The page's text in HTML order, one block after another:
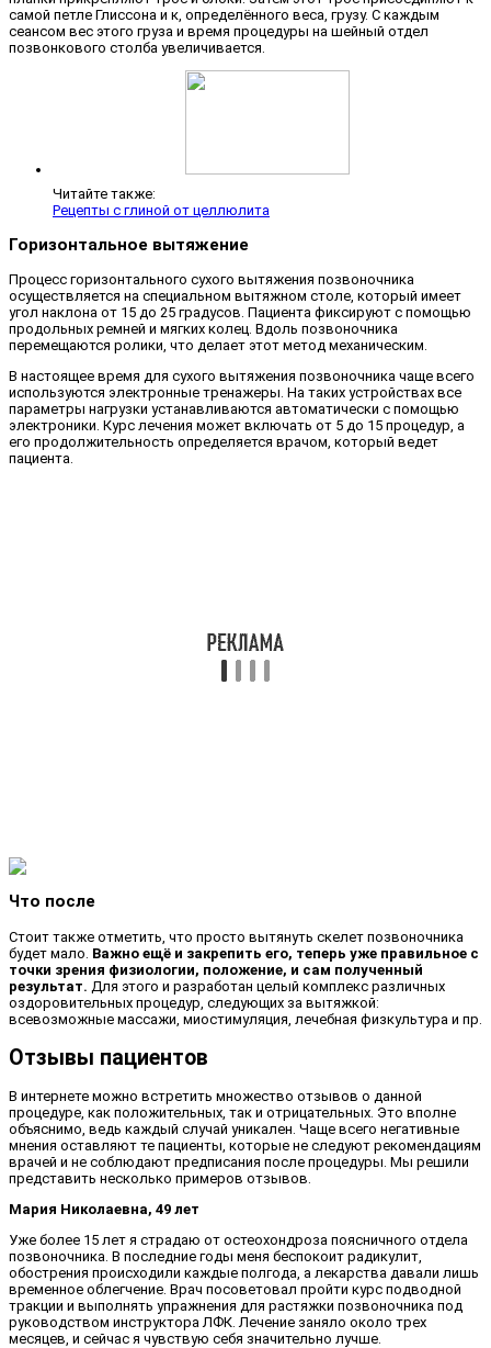
самой петле Глиссона и к, определённого веса, грузу. С каждым
сеансом вес этого груза и время процедуры на шейный отдел
позвонкового столба увеличивается.
Читайте также:
Рецепты с глиной от целлюлита
Горизонтальное вытяжение
Процесс горизонтального сухого вытяжения позвоночника
осуществляется на специальном вытяжном столе, который имеет
угол наклона от 15 до 25 градусов. Пациента фиксируют с помощью
продольных ремней и мягких колец. Вдоль позвоночника
перемещаются ролики, что делает этот метод механическим.
В настоящее время для сухого вытяжения позвоночника чаще всего
используются электронные тренажеры. На таких устройствах все
параметры нагрузки устанавливаются автоматически с помощью
электроники. Курс лечения может включать от 5 до 15 процедур, а
его продолжительность определяется врачом, который ведет
пациента.
Что после
Стоит также отметить, что просто вытянуть скелет позвоночника
будет мало. Важно ещё и закрепить его, теперь уже правильное с
точки зрения физиологии, положение, и сам полученный
результат. Для этого и разработан целый комплекс различных
оздоровительных процедур, следующих за вытяжкой:
всевозможные массажи, миостимуляция, лечебная физкультура и пр.
Отзывы пациентов
В интернете можно встретить множество отзывов о данной
процедуре, как положительных, так и отрицательных. Это вполне
объяснимо, ведь каждый случай уникален. Чаще всего негативные
мнения оставляют те пациенты, которые не следуют рекомендациям
врачей и не соблюдают предписания после процедуры. Мы решили
представить несколько примеров отзывов.
Мария Николаевна, 49 лет
Уже более 15 лет я страдаю от остеохондроза поясничного отдела
позвоночника. В последние годы меня беспокоит радикулит,
обострения происходили каждые полгода, а лекарства давали лишь
временное облегчение. Врач посоветовал пройти курс подводной
тракции и выполнять упражнения для растяжки позвоночника под
руководством инструктора ЛФК. Лечение заняло около трех
месяцев, и сейчас я чувствую себя значительно лучше.